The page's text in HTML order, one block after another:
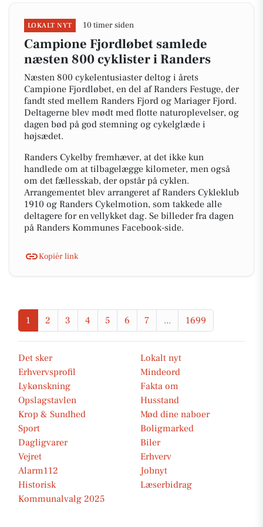
LOKALT NYT 10 timer siden
Campione Fjordløbet samlede
næsten 800 cyklister i Randers
Næsten 800 cykelentusiaster deltog i årets
Campione Fjordløbet, en del af Randers Festuge, der
fandt sted mellem Randers Fjord og Mariager Fjord.
Deltagerne blev mødt med flotte naturoplevelser, og
dagen bød på god stemning og cykelglæde i
højsædet.
Randers Cykelby fremhæver, at det ikke kun
handlede om at tilbagelægge kilometer, men også
om det fællesskab, der opstår på cyklen.
Arrangementet blev arrangeret af Randers Cykleklub
1910 og Randers Cykelmotion, som takkede alle
deltagere for en vellykket dag. Se billeder fra dagen
på Randers Kommunes Facebook-side.
Kopiér link
1 2 3 4 5 6 7 ... 1699
Det sker
Lokalt nyt
Erhvervsprofil
Mindeord
Lykønskning
Fakta om
Opslagstavlen
Husstand
Krop & Sundhed
Mød dine naboer
Sport
Boligmarked
Dagligvarer
Biler
Vejret
Erhverv
Alarm112
Jobnyt
Historisk
Læserbidrag
Kommunalvalg 2025